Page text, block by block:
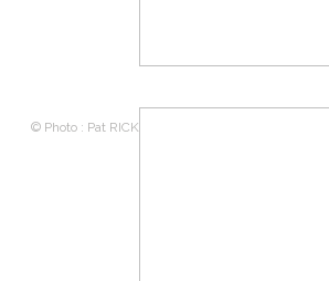
© Photo : Pat RICK